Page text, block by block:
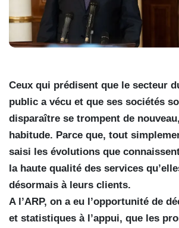
Ceux qui prédisent que le secteur
public a vécu et que ses sociétés
disparaître se trompent de
habitude. Parce que, tout
saisi les évolutions que
la haute qualité des services
désormais à leurs clients.
A l’ARP, on a eu l’opportunité de
et statistiques à l’appui, que les